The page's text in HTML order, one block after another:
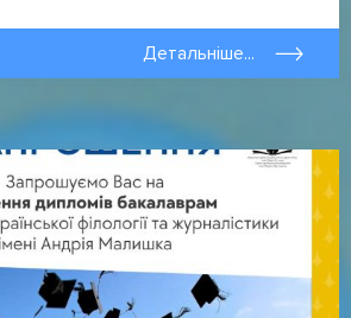
Детальніше...